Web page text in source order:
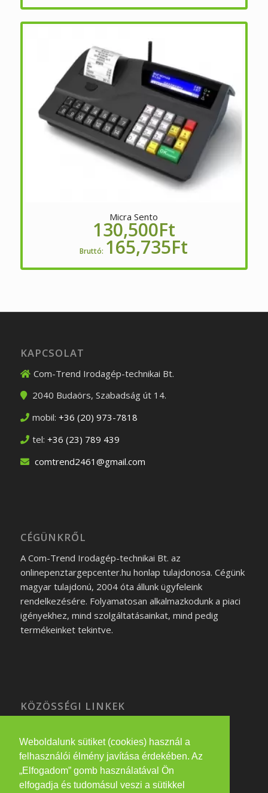
Weboldalunk sütiket (cookies) használ a
felhasználói élmény javítása érdekében. Az
„Elfogadom” gomb használatával Ön
elfogadja és tudomásul veszi a sütikkel
Micra Sento
130,500Ft
Bruttó: 165,735Ft
KAPCSOLAT
Com-Trend Irodagép-technikai Bt.
2040 Budaörs, Szabadság út 14.
mobil: +36 (20) 973-7818
tel: +36 (23) 789 439
comtrend2461@gmail.com
CÉGÜNKRŐL
A Com-Trend Irodagép-technikai Bt. az
onlinepenztargepcenter.hu honlap tulajdonosa. Cégünk
magyar tulajdonú, 2004 óta állunk ügyfeleink
rendelkezésére. Folyamatosan alkalmazkodunk a piaci
igényekhez, mind szolgáltatásainkat, mind pedig
termékeinket tekintve.
KÖZÖSSÉGI LINKEK
PARTNEREINK